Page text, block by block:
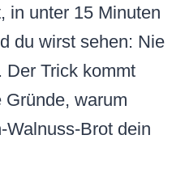
in unter 15 Minuten
du wirst sehen: Nie
Der Trick kommt
warum
Walnuss-Brot dein